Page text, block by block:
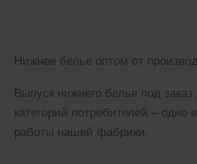
Нижнее белье оптом от
Выпуск нижнего белья под заказ
категорий потребителей – одно
работы нашей фабрики.